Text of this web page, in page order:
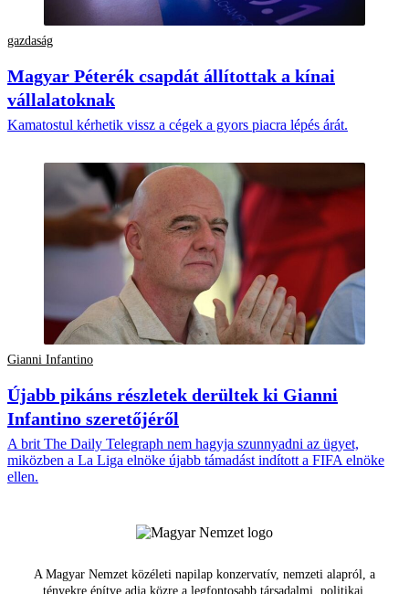
gazdaság
Magyar Péterék csapdát állítottak a kínai
vállalatoknak
Kamatostul kérhetik vissz a cégek a gyors piacra lépés árát.
Gianni Infantino
Újabb pikáns részletek derültek ki Gianni
Infantino szeretőjéről
A brit The Daily Telegraph nem hagyja szunnyadni az ügyet,
miközben a La Liga elnöke újabb támadást indított a FIFA elnöke
ellen.
A Magyar Nemzet közéleti napilap konzervatív, nemzeti alapról, a
tényekre építve adja közre a legfontosabb társadalmi, politikai,